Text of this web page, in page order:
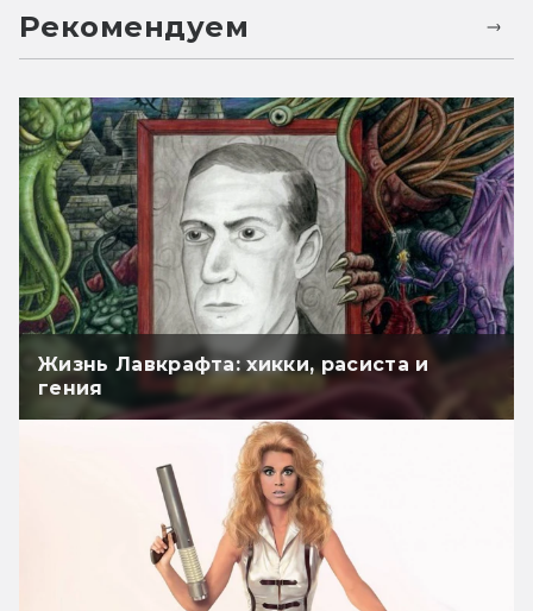
Рекомендуем
Жизнь Лавкрафта: хикки, расиста и
гения